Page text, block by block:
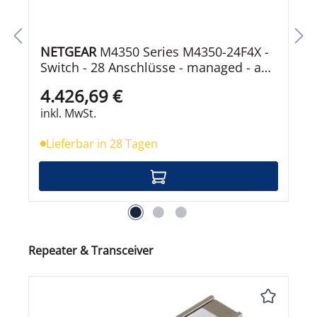
NETGEARM4350 Series M4350-24F4X -
Switch - 28 Anschlüsse - managed - an
4.426,69 €
inkl. MwSt.
Lieferbar in 28 Tagen
Produktgalerie überspringen
Repeater & Transceiver